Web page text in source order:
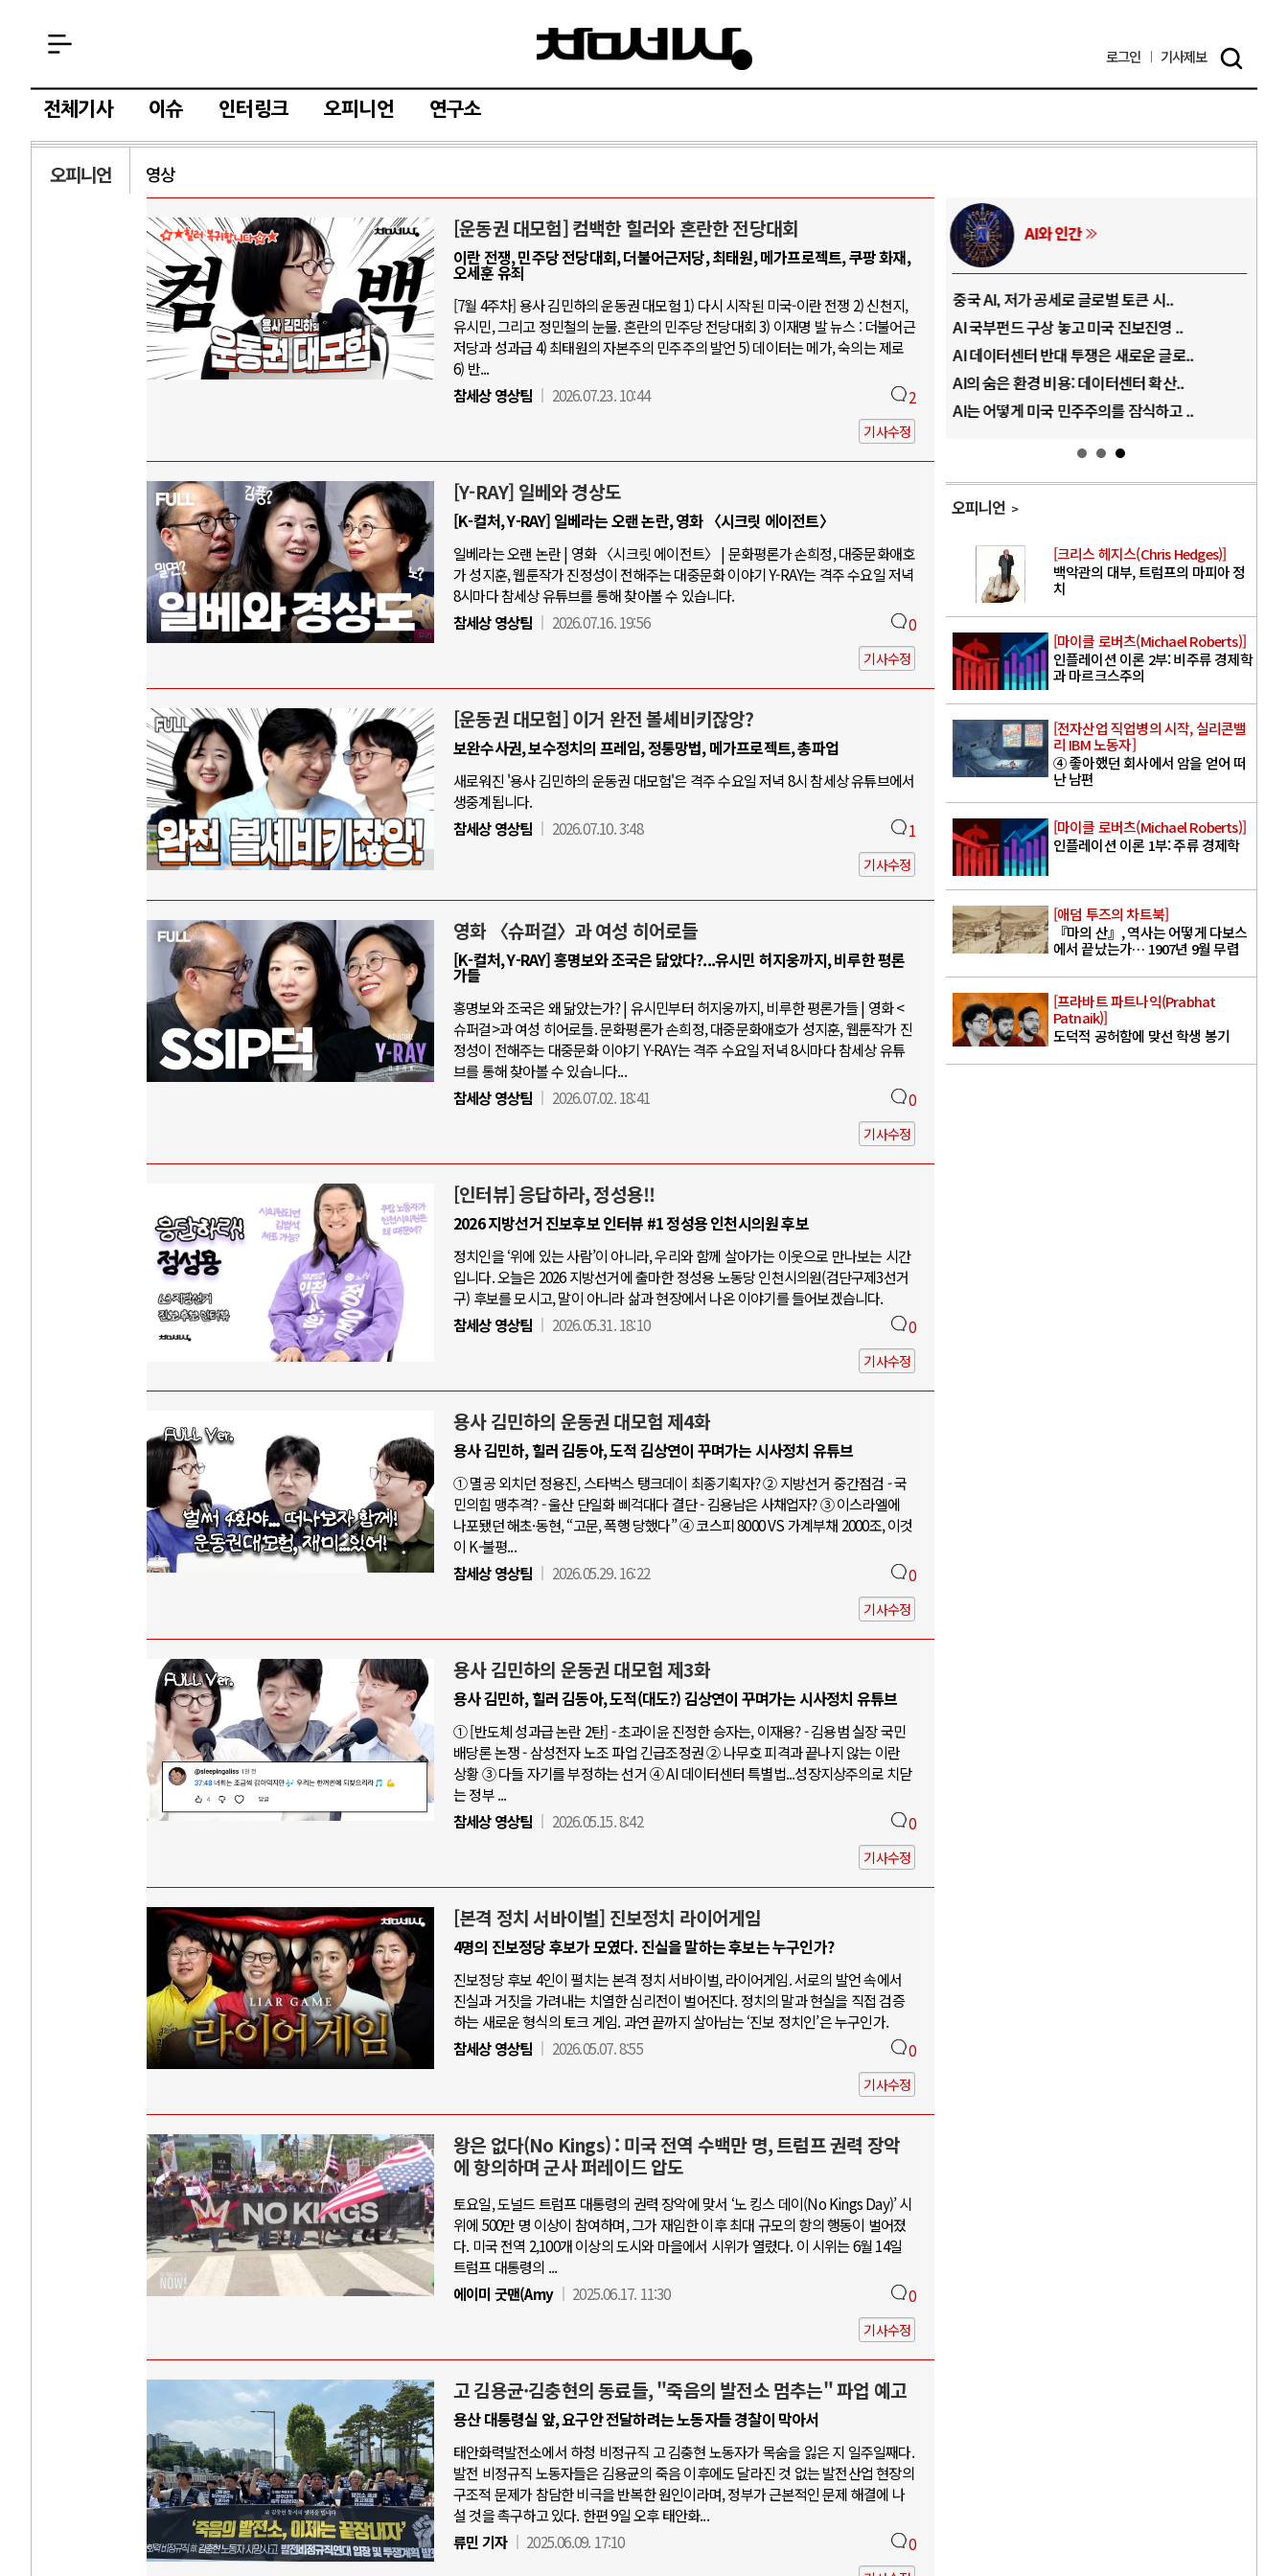
로그인 기사제보
전체기사 이슈 인터링크 오피니언 연구소
오피니언 영상
[운동권 대모험] 컴백한 힐러와 혼란한 전당대회
이란 전쟁, 민주당 전당대회, 더불어근저당, 최태원, 메가프로젝트, 쿠팡 화재,
오세훈 유죄
[7월 4주차] 용사 김민하의 운동권 대모험 1) 다시 시작된 미국-이란 전쟁 2) 신천지,
유시민, 그리고 정민철의 눈물. 혼란의 민주당 전당대회 3) 이재명 발 뉴스 : 더불어근
저당과 성과급 4) 최태원의 자본주의 민주주의 발언 5) 데이터는 메가, 숙의는 제로
6) 반...
참세상 영상팀
2026.07.23. 10:44 2
기사수정
[Y-RAY] 일베와 경상도
[K-컬처, Y-RAY] 일베라는 오랜 논란, 영화 〈시크릿 에이전트〉
일베라는 오랜 논란 | 영화 〈시크릿 에이전트〉 | 문화평론가 손희정, 대중문화애호
가 성지훈, 웹툰작가 진정성이 전해주는 대중문화 이야기 Y-RAY는 격주 수요일 저녁
8시마다 참세상 유튜브를 통해 찾아볼 수 있습니다.
참세상 영상팀
2026.07.16. 19:56 0
기사수정
[운동권 대모험] 이거 완전 볼셰비키잖앙?
보완수사권, 보수정치의 프레임, 정통망법, 메가프로젝트, 총파업
새로워진 '용사 김민하의 운동권 대모험'은 격주 수요일 저녁 8시 참세상 유튜브에서
생중계됩니다.
참세상 영상팀
2026.07.10. 3:48 1
기사수정
영화 〈슈퍼걸〉과 여성 히어로들
[K-컬처, Y-RAY] 홍명보와 조국은 닮았다?...유시민 허지웅까지, 비루한 평론
가들
홍명보와 조국은 왜 닮았는가? | 유시민부터 허지웅까지, 비루한 평론가들 | 영화 <
슈퍼걸>과 여성 히어로들. 문화평론가 손희정, 대중문화애호가 성지훈, 웹툰작가 진
정성이 전해주는 대중문화 이야기 Y-RAY는 격주 수요일 저녁 8시마다 참세상 유튜
브를 통해 찾아볼 수 있습니다...
참세상 영상팀
2026.07.02. 18:41 0
기사수정
[인터뷰] 응답하라, 정성용!!
2026 지방선거 진보후보 인터뷰 #1 정성용 인천시의원 후보
정치인을 ‘위에 있는 사람’이 아니라, 우리와 함께 살아가는 이웃으로 만나보는 시간
입니다. 오늘은 2026 지방선거에 출마한 정성용 노동당 인천시의원(검단구제3선거
구) 후보를 모시고, 말이 아니라 삶과 현장에서 나온 이야기를 들어보겠습니다.
참세상 영상팀
2026.05.31. 18:10 0
기사수정
용사 김민하의 운동권 대모험 제4화
용사 김민하, 힐러 김동아, 도적 김상연이 꾸며가는 시사정치 유튜브
① 멸공 외치던 정용진, 스타벅스 탱크데이 최종기획자? ② 지방선거 중간점검 - 국
민의힘 맹추격? - 울산 단일화 삐걱대다 결단 - 김용남은 사채업자? ③ 이스라엘에
나포됐던 해초·동현, “고문, 폭행 당했다” ④ 코스피 8000 VS 가계부채 2000조, 이것
이 K-불평...
참세상 영상팀
2026.05.29. 16:22 0
기사수정
용사 김민하의 운동권 대모험 제3화
용사 김민하, 힐러 김동아, 도적(대도?) 김상연이 꾸며가는 시사정치 유튜브
① [반도체 성과급 논란 2탄] - 초과이윤 진정한 승자는, 이재용? - 김용범 실장 국민
배당론 논쟁 - 삼성전자 노조 파업 긴급조정권 ② 나무호 피격과 끝나지 않는 이란
상황 ③ 다들 자기를 부정하는 선거 ④ AI 데이터센터 특별법...성장지상주의로 치닫
는 정부 ...
참세상 영상팀
2026.05.15. 8:42 0
기사수정
[본격 정치 서바이벌] 진보정치 라이어게임
4명의 진보정당 후보가 모였다. 진실을 말하는 후보는 누구인가?
진보정당 후보 4인이 펼치는 본격 정치 서바이벌, 라이어게임. 서로의 발언 속에서
진실과 거짓을 가려내는 치열한 심리전이 벌어진다. 정치의 말과 현실을 직접 검증
하는 새로운 형식의 토크 게임. 과연 끝까지 살아남는 ‘진보 정치인’은 누구인가.
참세상 영상팀
2026.05.07. 8:55 0
기사수정
왕은 없다(No Kings) : 미국 전역 수백만 명, 트럼프 권력 장악
에 항의하며 군사 퍼레이드 압도
토요일, 도널드 트럼프 대통령의 권력 장악에 맞서 ‘노 킹스 데이(No Kings Day)’ 시
위에 500만 명 이상이 참여하며, 그가 재임한 이후 최대 규모의 항의 행동이 벌어졌
다. 미국 전역 2,100개 이상의 도시와 마을에서 시위가 열렸다. 이 시위는 6월 14일
트럼프 대통령의 ...
에이미 굿맨(Amy
2025.06.17. 11:30 0
기사수정
고 김용균·김충현의 동료들, "죽음의 발전소 멈추는" 파업 예고
용산 대통령실 앞, 요구안 전달하려는 노동자들 경찰이 막아서
태안화력발전소에서 하청 비정규직 고 김충현 노동자가 목숨을 잃은 지 일주일째다.
발전 비정규직 노동자들은 김용균의 죽음 이후에도 달라진 것 없는 발전산업 현장의
구조적 문제가 참담한 비극을 반복한 원인이라며, 정부가 근본적인 문제 해결에 나
설 것을 촉구하고 있다. 한편 9일 오후 태안화...
류민 기자
2025.06.09. 17:10 0
AI와 인간
중국 AI, 저가 공세로 글로벌 토큰 시..
AI 국부펀드 구상 놓고 미국 진보진영 ..
AI 데이터센터 반대 투쟁은 새로운 글로..
AI의 숨은 환경 비용: 데이터센터 확산..
러시아-우크라이나 전쟁
전쟁의 추상화: 우크라이나, 대리전의 역..
EU·우크라이나 드론 협력 직후, 러시아..
나토, 우크라 군사지원 2027년까지 공..
우크라이나, 덴마크, 에스토니아, 네덜란..
러·우크라, 대규모 공습 주고받아…민간 ..
중동 위기
호르무즈 갈등 격화, 트럼프 정치·경제 ..
호르무즈 해협 통행료를 철회한 트럼프
이란, 호르무즈 해협 봉쇄 선택한 배경
AI와 인간
중국 AI, 저가 공세로 글로벌 토큰 시..
AI 국부펀드 구상 놓고 미국 진보진영 ..
AI 데이터센터 반대 투쟁은 새로운 글로..
AI의 숨은 환경 비용: 데이터센터 확산..
AI는 어떻게 미국 민주주의를 잠식하고 ..
오피니언
[크리스 헤지스(Chris Hedges)]
백악관의 대부, 트럼프의 마피아 정
치
[마이클 로버츠(Michael Roberts)]
인플레이션 이론 2부: 비주류 경제학
과 마르크스주의
[전자산업 직업병의 시작, 실리콘밸
리 IBM 노동자]
④ 좋아했던 회사에서 암을 얻어 떠
난 남편
[마이클 로버츠(Michael Roberts)]
인플레이션 이론 1부: 주류 경제학
[애덤 투즈의 차트북]
『마의 산』, 역사는 어떻게 다보스
에서 끝났는가… 1907년 9월 무렵
[프라바트 파트나익(Prabhat
Patnaik)]
도덕적 공허함에 맞선 학생 봉기